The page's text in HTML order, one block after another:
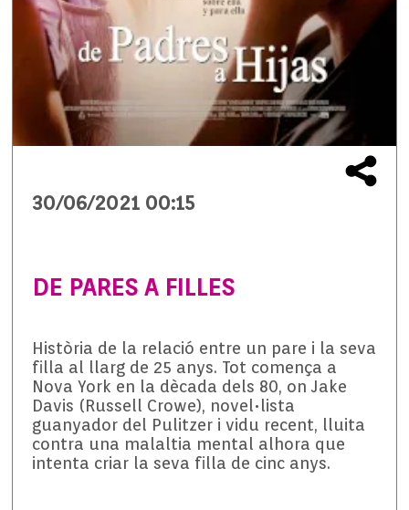
30/06/2021 00:15
DE PARES A FILLES
Història de la relació entre un pare i la seva
filla al llarg de 25 anys. Tot comença a
Nova York en la dècada dels 80, on Jake
Davis (Russell Crowe), novel•lista
guanyador del Pulitzer i vidu recent, lluita
contra una malaltia mental alhora que
intenta criar la seva filla de cinc anys.